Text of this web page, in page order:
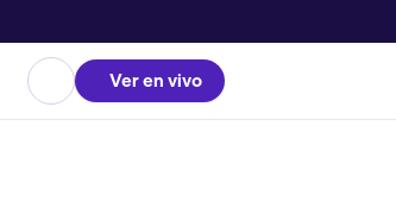
Ver en vivo